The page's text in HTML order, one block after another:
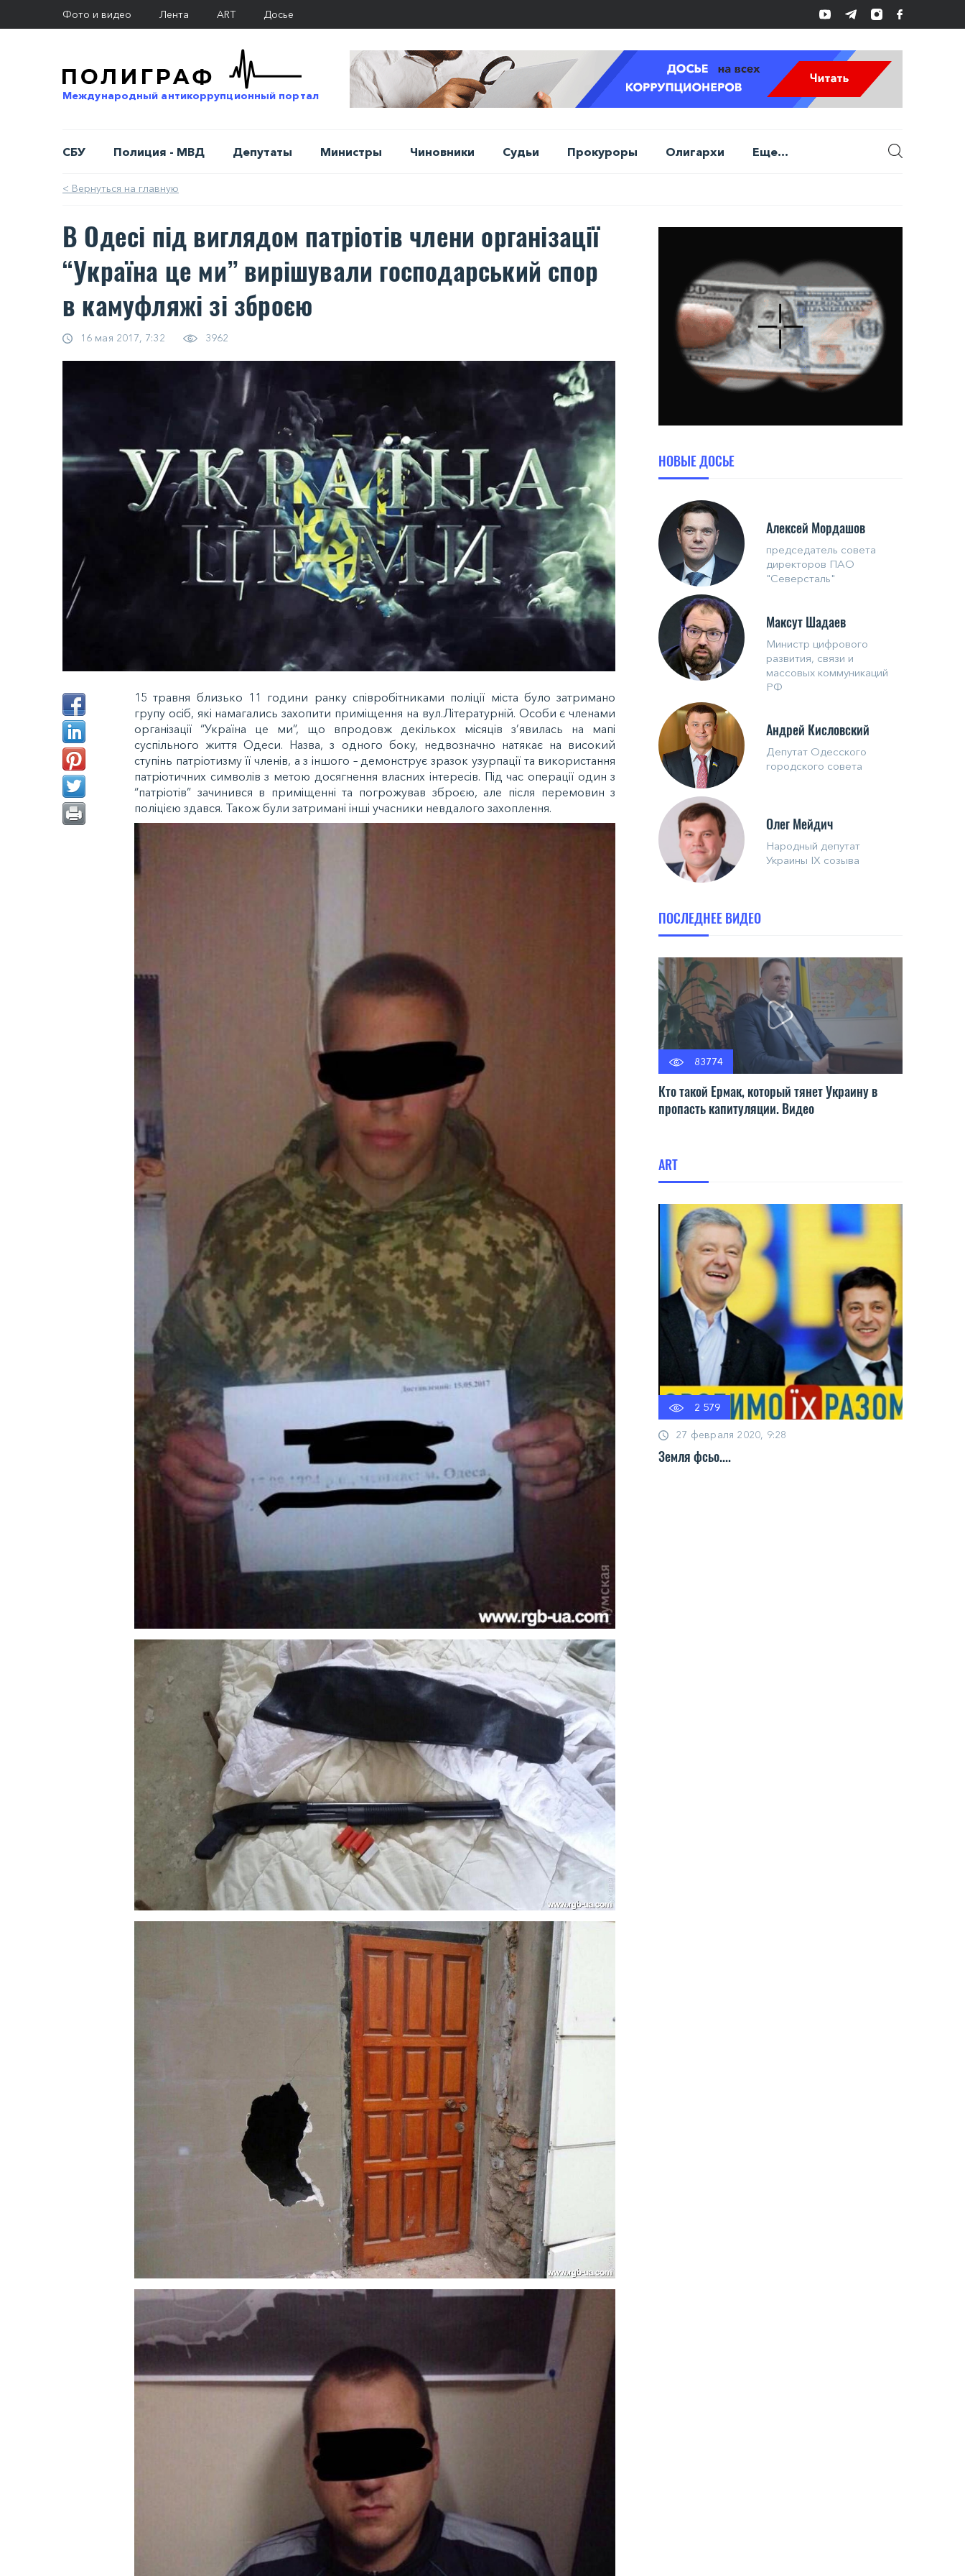
Фото и видео Лента ART Досье
Международный антикоррупционный портал
СБУ Полиция - МВД Депутаты Министры Чиновники Судьи Прокуроры Олигархи Еще...
< Вернуться на главную
В Одесі під виглядом патріотів члени організації
“Україна це ми” вирішували господарський спор
в камуфляжі зі зброєю
16 мая 2017, 7:32 3962
15 травня близько 11 години ранку співробітниками поліції міста було затримано
групу осіб, які намагались захопити приміщення на вул.Літературній. Особи є членами
організації “Україна це ми”, що впродовж декількох місяців з’явилась на мапі
суспільного життя Одеси. Назва, з одного боку, недвозначно натякає на високий
ступінь патріотизму її членів, а з іншого – демонструє зразок узурпації та використання
патріотичних символів з метою досягнення власних інтересів. Під час операції один з
“патріотів” зачинився в приміщенні та погрожував зброєю, але після перемовин з
поліцією здався. Також були затримані інші учасники невдалого захоплення.
НОВЫЕ ДОСЬЕ
Алексей Мордашов
председатель совета
директоров ПАО
"Северсталь"
Максут Шадаев
Министр цифрового
развития, связи и
массовых коммуникаций
РФ
Андрей Кисловский
Депутат Одесского
городского совета
Олег Мейдич
Народный депутат
Украины IX созыва
ПОСЛЕДНЕЕ ВИДЕО
83774
Кто такой Ермак, который тянет Украину в
пропасть капитуляции. Видео
ART
2 579
27 февраля 2020, 9:28
Земля фсьо....